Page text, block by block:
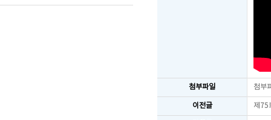
첨부파일 첨부
이전글 제75